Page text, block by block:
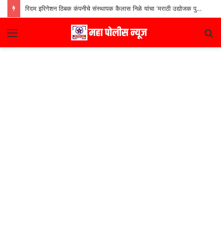
रिदम इरिगेशन ठिबक कंपनीचे संस्थापक कैलास निळे यांचा ‘मराठी उद्योजक पुरस्कार
Menu